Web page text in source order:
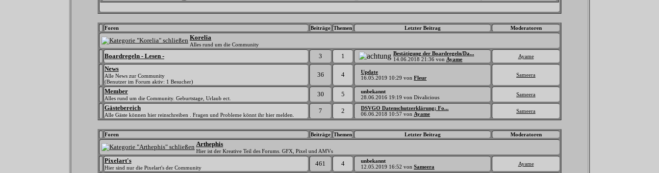
Foren Beiträge Themen Letzter Beitrag Moderatoren
Korelia
Alles rund um die Community
Boardregeln - Lesen - 3 1
Bestätigung der Boardregeln/Da...
14.06.2018 21:36 von Ayame Ayame
News
Alle News zur Community
(Benutzer im Forum aktiv: 1 Besucher)
36 4
Update
16.05.2019 10:29 von Fleur Sameera
Member
Alles rund um die Community. Geburtstage, Urlaub ect.
30 5
unbekannt
28.06.2016 19:19 von Divalicious Sameera
Gästebereich
Alle Gäste können hier reinschreiben . Fragen und Probleme könnt ihr hier melden.
7 2
DSVGO Datenschutzerklärung; Fo...
06.06.2018 10:57 von Ayame Sameera
Foren Beiträge Themen Letzter Beitrag Moderatoren
Arthephis
Hier ist der Kreative Teil des Forums. GFX, Pixel und AMVs
Pixelart's
Hier sind nur die Pixelart's der Community
461 4
unbekannt
12.05.2019 16:52 von Sameera Ayame